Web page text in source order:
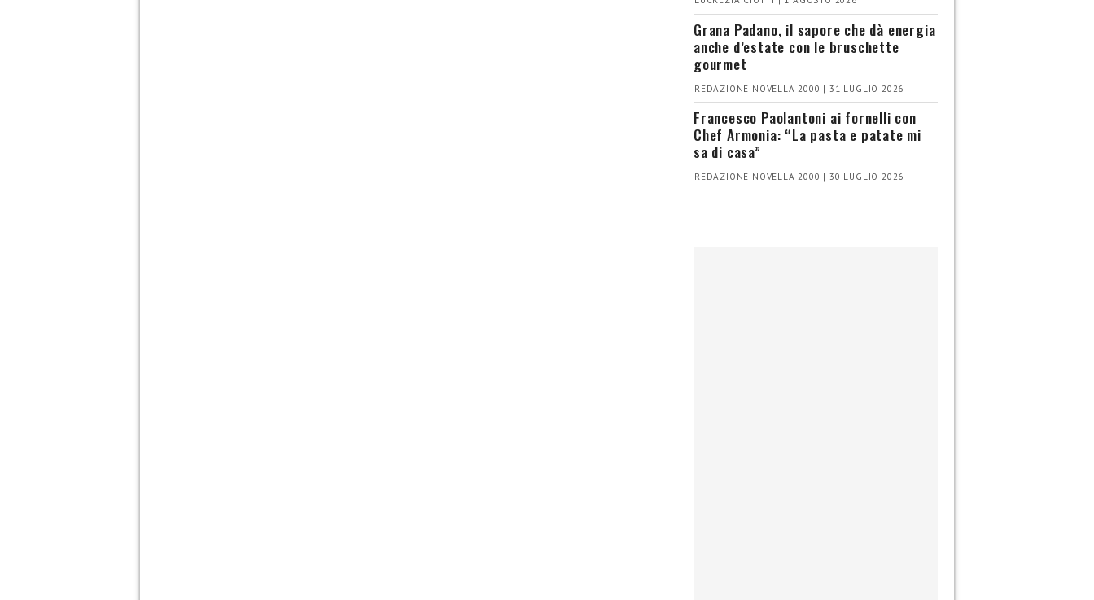
Grana Padano, il sapore che dà energia
anche d’estate con le bruschette
gourmet
REDAZIONE NOVELLA 2000 | 31 LUGLIO 2026
Francesco Paolantoni ai fornelli con
Chef Armonia: “La pasta e patate mi
sa di casa”
REDAZIONE NOVELLA 2000 | 30 LUGLIO 2026